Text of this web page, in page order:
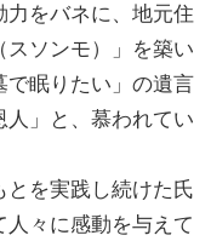
力をバネに、地元住
スソンモ）」を築い
で眠りたい」の遺言
人」と、慕われてい
を実践し続けた氏
々に感動を与えて